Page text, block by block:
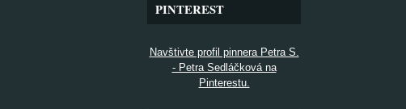
PINTEREST
Navštivte profil pinnera Petra S.
- Petra Sedláčková na
Pinterestu.